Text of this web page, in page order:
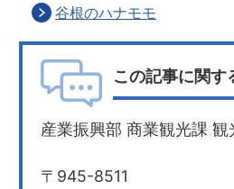
谷根のハナモモ
この記事に関す
産業振興部 商業観光課 観
〒945-8511